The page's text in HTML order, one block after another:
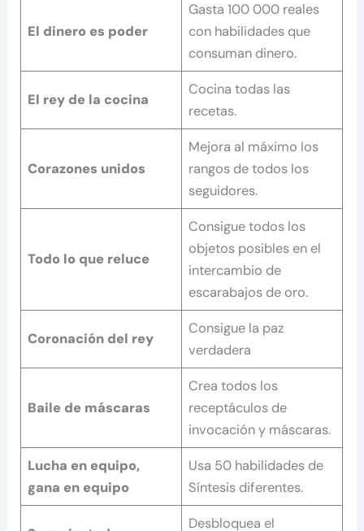
El dinero es poder
Gasta 100 000 reales
con habilidades que
consuman dinero.
El rey de la cocina
Cocina todas las
recetas.
Corazones unidos
Mejora al máximo los
rangos de todos los
seguidores.
Todo lo que reluce
Consigue todos los
objetos posibles en el
intercambio de
escarabajos de oro.
Coronación del rey
Consigue la paz
verdadera
Baile de máscaras
Crea todos los
receptáculos de
invocación y máscaras.
Lucha en equipo,
gana en equipo
Usa 50 habilidades de
Síntesis diferentes.
Desbloquea el